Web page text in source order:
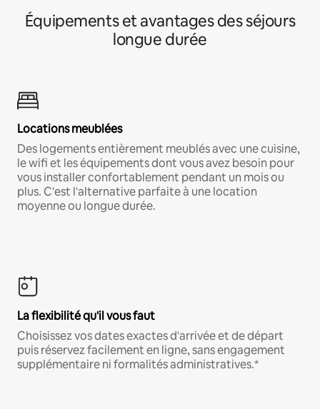
Équipements et avantages des séjours
longue durée
Locations meublées
Des logements entièrement meublés avec une cuisine,
le wifi et les équipements dont vous avez besoin pour
vous installer confortablement pendant un mois ou
plus. C'est l'alternative parfaite à une location
moyenne ou longue durée.
La flexibilité qu'il vous faut
Choisissez vos dates exactes d'arrivée et de départ
puis réservez facilement en ligne, sans engagement
supplémentaire ni formalités administratives.*